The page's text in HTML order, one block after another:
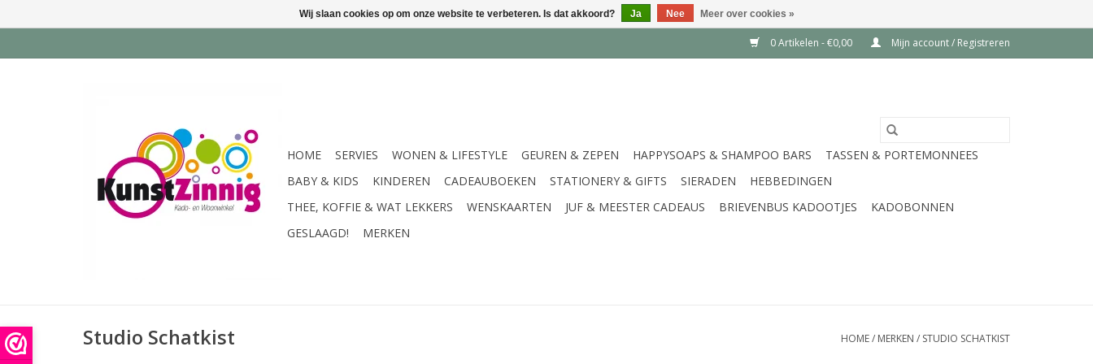
0 Artikelen - €0,00 Mijn account / Registreren
HOME SERVIES WONEN & LIFESTYLE GEUREN & ZEPEN HAPPYSOAPS & SHAMPOO BARS
TASSEN & PORTEMONNEES
BABY & KIDS
KINDEREN CADEAUBOEKEN STATIONERY & GIFTS SIERADEN
HEBBEDINGEN
THEE, KOFFIE & WAT LEKKERS
WENSKAARTEN JUF & MEESTER CADEAUS BRIEVENBUS KADOOTJES
KADOBONNEN
GESLAAGD!
MERKEN
Studio Schatkist HOME/ MERKEN / STUDIO SCHATKIST
Wij slaan cookies op om onze website te verbeteren. Is dat akkoord? Ja Nee Meer over cookies »